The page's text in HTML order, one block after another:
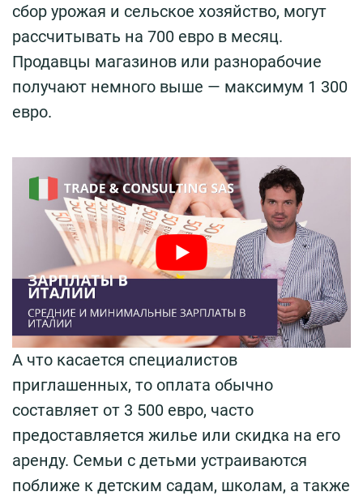
сбор урожая и сельское хозяйство, могут
рассчитывать на 700 евро в месяц.
Продавцы магазинов или разнорабочие
получают немного выше — максимум 1 300
евро.
А что касается специалистов
приглашенных, то оплата обычно
составляет от 3 500 евро, часто
предоставляется жилье или скидка на его
аренду. Семьи с детьми устраиваются
поближе к детским садам, школам, а также